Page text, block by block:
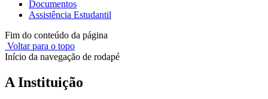
Documentos
Assistência Estudantil
Fim do conteúdo da página
Voltar para o topo
Início da navegação de rodapé
A Instituição